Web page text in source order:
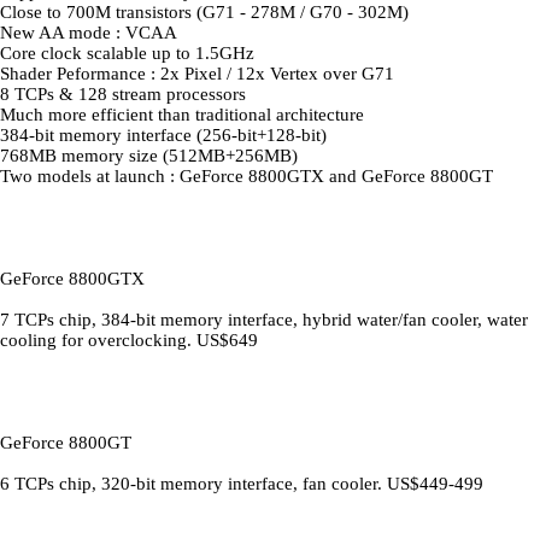
Close to 700M transistors (G71 - 278M / G70 - 302M)
New AA mode : VCAA
Core clock scalable up to 1.5GHz
Shader Peformance : 2x Pixel / 12x Vertex over G71
8 TCPs & 128 stream processors
Much more efficient than traditional architecture
384-bit memory interface (256-bit+128-bit)
768MB memory size (512MB+256MB)
Two models at launch : GeForce 8800GTX and GeForce 8800GT
GeForce 8800GTX
7 TCPs chip, 384-bit memory interface, hybrid water/fan cooler, water
cooling for overclocking. US$649
GeForce 8800GT
6 TCPs chip, 320-bit memory interface, fan cooler. US$449-499